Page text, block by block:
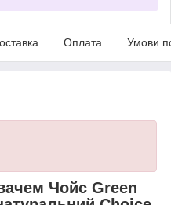
Оплата Умови
Чойс Green